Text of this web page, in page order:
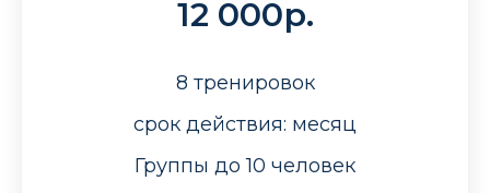
12 000р.
8 тренировок
срок действия: месяц
Группы до 10 человек